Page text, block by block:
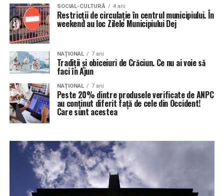
SOCIAL-CULTURĂ 4 ani
Restricții de circulație în centrul municipiului. În
weekend au loc Zilele Municipiului Dej
NAŢIONAL 7 ani
Tradiţii şi obiceiuri de Crăciun. Ce nu ai voie să
faci în Ajun
NAŢIONAL 7 ani
Peste 20% dintre produsele verificate de ANPC
au conţinut diferit faţă de cele din Occident!
Care sunt acestea